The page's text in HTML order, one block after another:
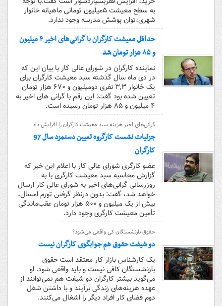
به سطح معیشت ۵میلیون تومانی ماهیانه خانوار
شهری،توان پوشش مدرسه وجود ندارد.
حداقل معیشت کارگران با گرانی‌های اخیر ۴ میلیون
و ۸۵ هزار تومان شد
نماینده کارگران در شورای عالی کار با بیان این که
در دی ماه سال گذشته سبد معیشت کارگران برای
یک خانوار ۳,۳ نفری دومیلیون و ۶۷۰ هزار تومان
تعیین شده بود گفت: این رقم با گرانی های اخیر به
۴ میلیون و ۸۵ هزار تومان رسیده است.
گرانی‌های اخیر هزینه‌ سبد معیشت کارگران را افزایش داد
جزئیات نشست کارگروه تعیین دستمزد سال 97
کارگران
عضو کارگری شورای عالی کار با اعلام این خبر که
گزارش محاسبه سبد معیشت کارگری با به
روزرسانی گرانی‌های اخیر به شورای عالی کار ارسال
خواهد شد، گفت: بدون درنظر گرفتن تورم امسال،
بیش از یک میلیون و ۵۰۰ هزار تومان عقب‌ماندگی
تأمین معیشت کارگری وجود دارد.
حقوق بازنشستگان کی واقعی می‌شود؟
دو شیفت حقوق هم جوابگوی کارگران نیست
یک کارشناس بازار کار معتقد است حقوق
بازنشستگان کافی نیست و باید واقعی شود. او
می‌گوید بیشتر کارگران دو شیفت هم نمی‌توانند از
عهده هزینه‌های زندگی برآیند و با داشتن شغل
دوم فضای کار افراد دیگر را اشغال می‌کنند.